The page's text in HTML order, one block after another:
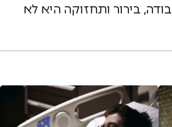
בירור ותחזוקה היא לא